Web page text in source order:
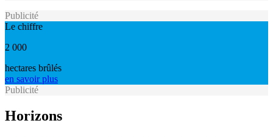
Publicité
Le chiffre
2 000
hectares brûlés
en savoir plus
Publicité
Horizons